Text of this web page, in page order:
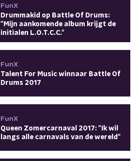
FunX
Drummakid op Battle Of Drums:
"Mijn aankomende album krijgt de
initialen L.O.T.C.C."
FunX
Talent For Music winnaar Battle Of
Drums 2017
FunX
Queen Zomercarnaval 2017: "Ik wil
langs alle carnavals van de wereld"